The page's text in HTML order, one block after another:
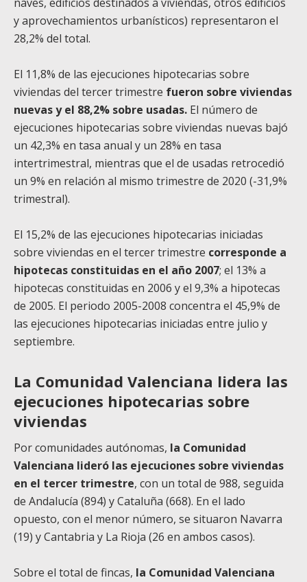
y aprovechamientos urbanísticos) representaron el
28,2% del total.
El 11,8% de las ejecuciones hipotecarias sobre
viviendas del tercer trimestre fueron sobre viviendas
nuevas y el 88,2% sobre usadas. El número de
ejecuciones hipotecarias sobre viviendas nuevas bajó
un 42,3% en tasa anual y un 28% en tasa
intertrimestral, mientras que el de usadas retrocedió
un 9% en relación al mismo trimestre de 2020 (-31,9%
trimestral).
El 15,2% de las ejecuciones hipotecarias iniciadas
sobre viviendas en el tercer trimestre corresponde a
hipotecas constituidas en el año 2007; el 13% a
hipotecas constituidas en 2006 y el 9,3% a hipotecas
de 2005. El periodo 2005-2008 concentra el 45,9% de
las ejecuciones hipotecarias iniciadas entre julio y
septiembre.
La Comunidad Valenciana lidera las
ejecuciones hipotecarias sobre
viviendas
Por comunidades autónomas, la Comunidad
Valenciana lideró las ejecuciones sobre viviendas
en el tercer trimestre, con un total de 988, seguida
de Andalucía (894) y Cataluña (668). En el lado
opuesto, con el menor número, se situaron Navarra
(19) y Cantabria y La Rioja (26 en ambos casos).
Sobre el total de fincas, la Comunidad Valenciana